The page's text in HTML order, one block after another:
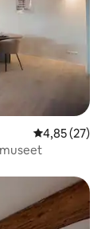
4,85 ud af 5 i
4,85 (27)